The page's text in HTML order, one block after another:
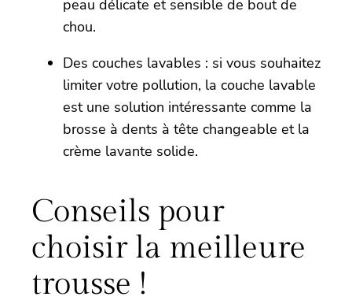
peau délicate et sensible de bout de
chou.
Des couches lavables : si vous souhaitez
limiter votre pollution, la couche lavable
est une solution intéressante comme la
brosse à dents à tête changeable et la
crème lavante solide.
Conseils pour
choisir la meilleure
trousse !